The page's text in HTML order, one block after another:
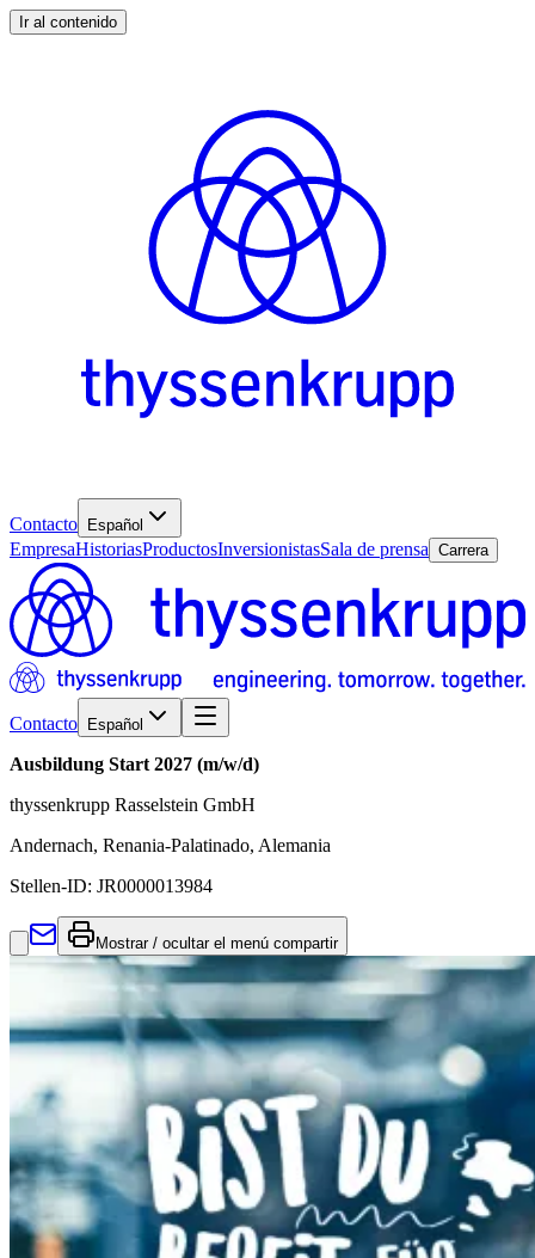
Ir al contenido
Contacto Español
EmpresaHistoriasProductosInversionistasSala de prensa Carrera
Contacto Español
Ausbildung Start 2027 (m/w/d)
thyssenkrupp Rasselstein GmbH
Andernach, Renania-Palatinado, Alemania
Stellen-ID: JR0000013984
Mostrar / ocultar el menú compartir